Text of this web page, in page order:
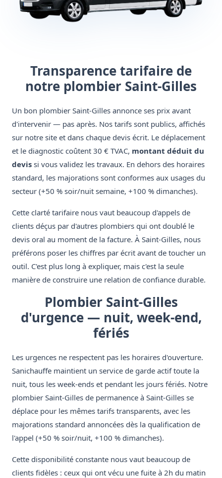
Transparence tarifaire de
notre plombier Saint-Gilles
Un bon plombier Saint-Gilles annonce ses prix avant
d'intervenir — pas après. Nos tarifs sont publics, affichés
sur notre site et dans chaque devis écrit. Le déplacement
et le diagnostic coûtent 30 € TVAC, montant déduit du
devis si vous validez les travaux. En dehors des horaires
standard, les majorations sont conformes aux usages du
secteur (+50 % soir/nuit semaine, +100 % dimanches).
Cette clarté tarifaire nous vaut beaucoup d'appels de
clients déçus par d'autres plombiers qui ont doublé le
devis oral au moment de la facture. À Saint-Gilles, nous
préférons poser les chiffres par écrit avant de toucher un
outil. C'est plus long à expliquer, mais c'est la seule
manière de construire une relation de confiance durable.
Plombier Saint-Gilles
d'urgence — nuit, week-end,
fériés
Les urgences ne respectent pas les horaires d'ouverture.
Sanichauffe maintient un service de garde actif toute la
nuit, tous les week-ends et pendant les jours fériés. Notre
plombier Saint-Gilles de permanence à Saint-Gilles se
déplace pour les mêmes tarifs transparents, avec les
majorations standard annoncées dès la qualification de
l'appel (+50 % soir/nuit, +100 % dimanches).
Cette disponibilité constante nous vaut beaucoup de
clients fidèles : ceux qui ont vécu une fuite à 2h du matin